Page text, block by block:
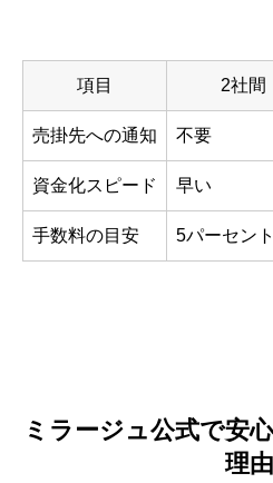
項目 2社間
売掛先への通知 不要
資金化スピード 早い
手数料の目安 5パーセン
ミラージュ公式で安
理由